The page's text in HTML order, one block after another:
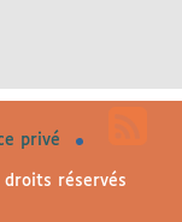
privé
réservés